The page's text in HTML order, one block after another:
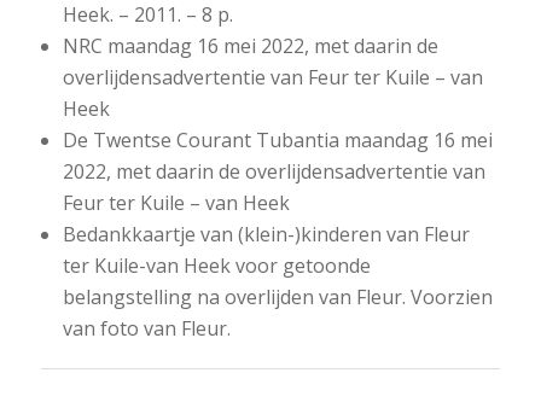
Heek. – 2011. – 8 p.
NRC maandag 16 mei 2022, met daarin de
overlijdensadvertentie van Feur ter Kuile – van
Heek
De Twentse Courant Tubantia maandag 16 mei
2022, met daarin de overlijdensadvertentie van
Feur ter Kuile – van Heek
Bedankkaartje van (klein-)kinderen van Fleur
ter Kuile-van Heek voor getoonde
belangstelling na overlijden van Fleur. Voorzien
van foto van Fleur.